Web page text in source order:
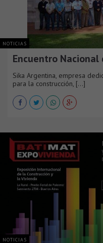
NOTICIAS
Encuentro
Sika Argentina, empresa
para la construcción, [...]
NOTICIAS